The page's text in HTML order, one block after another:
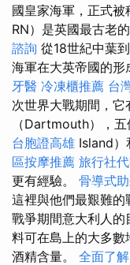
國皇家海軍，正式
RN）是英國最古老
諮詢 從18世紀中葉
海軍在大英帝國的形
牙醫 冷凍櫃推薦 台
次世界大戰期間，
（Dartmouth），
台胞證高雄 Island）
區按摩推薦 旅行社
更有經驗。 骨導式
這裡與他們最艱難的
戰爭期間意大利人
料可在島上的大多
酒精含量。 全面了